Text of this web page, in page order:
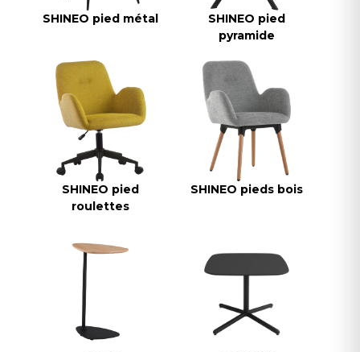
SHINEO pied métal
SHINEO pied
pyramide
SHINEO pied
roulettes
SHINEO pieds bois